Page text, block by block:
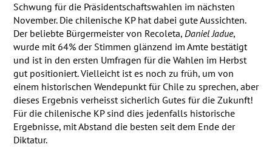
Schwung für die Präsidentschaftswahlen im nächsten
November. Die chilenische KP hat dabei gute Aussichten.
Der beliebte Bürgermeister von Recoleta, Daniel Jadue,
wurde mit 64% der Stimmen glänzend im Amte bestätigt
und ist in den ersten Umfragen für die Wahlen im Herbst
gut positioniert. Vielleicht ist es noch zu früh, um von
einem historischen Wendepunkt für Chile zu sprechen, aber
dieses Ergebnis verheisst sicherlich Gutes für die Zukunft!
Für die chilenische KP sind dies jedenfalls historische
Ergebnisse, mit Abstand die besten seit dem Ende der
Diktatur.